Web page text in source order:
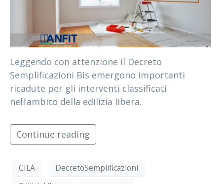
Leggendo con attenzione il Decreto
Semplificazioni Bis emergono importanti
ricadute per gli interventi classificati
nell’ambito della edilizia libera.
Continue reading
CILA
DecretoSemplificazioni